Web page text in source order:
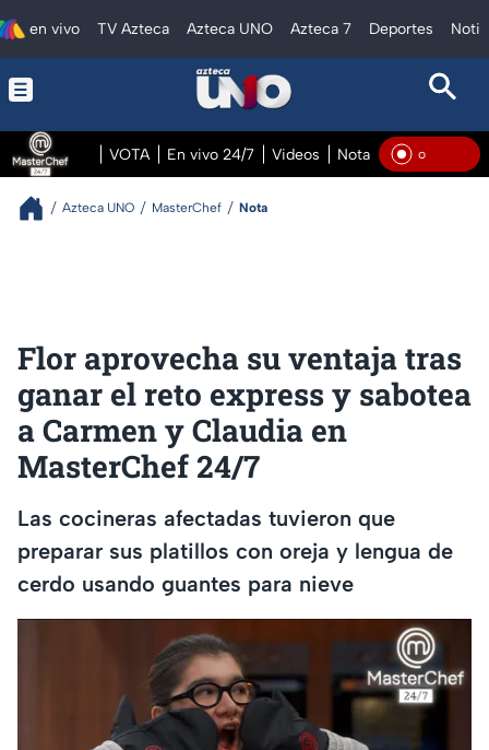
en vivo TV Azteca Azteca UNO Azteca 7 Deportes
VOTA En vivo 24/7 Videos Notas En vivo En
Azteca UNO MasterChef Nota
Flor aprovecha su ventaja tras
ganar el reto express y sabotea
a Carmen y Claudia en
MasterChef 24/7
Las cocineras afectadas tuvieron que
preparar sus platillos con oreja y lengua de
cerdo usando guantes para nieve